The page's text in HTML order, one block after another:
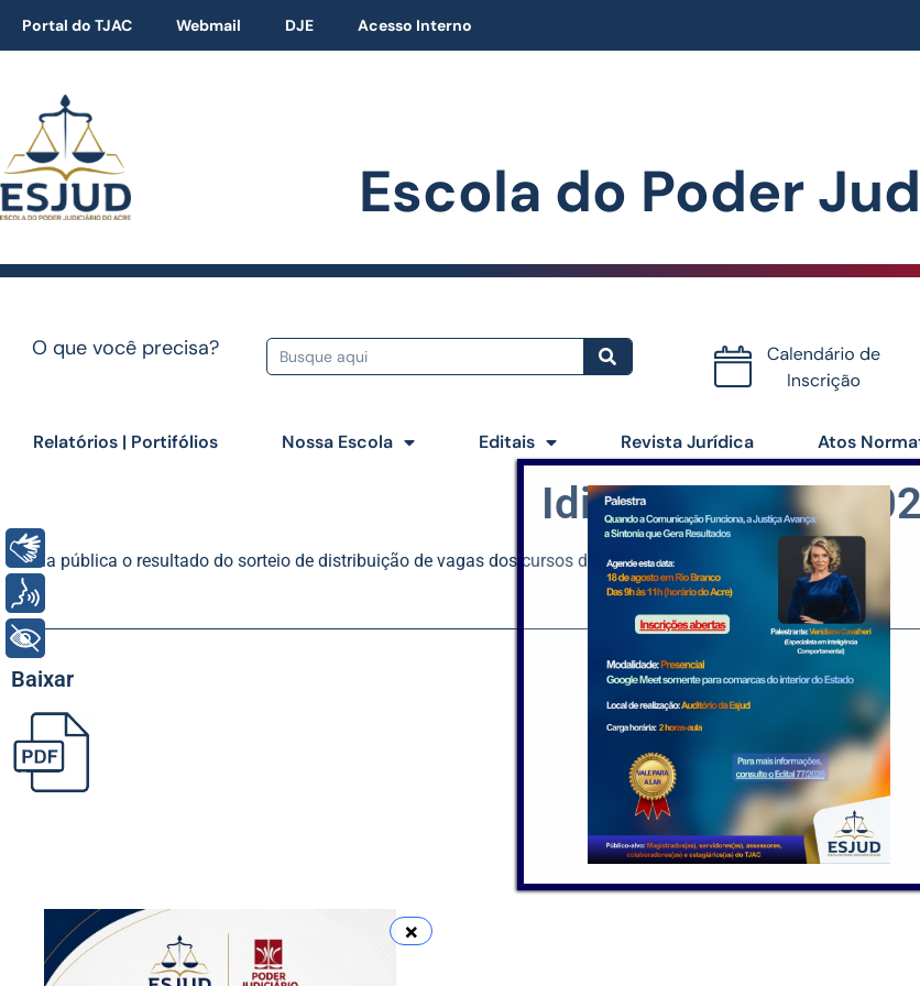
Portal do TJAC Webmail DJE Acesso Interno
Escola do Poder
O que você precisa?
Certificados
Relatórios | Portifólios Nossa Escola Editais Revista Jurídica Atos
Idiomas – Edital 02
Torna pública o resultado do sorteio de distribuição de vagas dos cursos de Inglês e Espanhol entre as unidades.
Baixar
Libras